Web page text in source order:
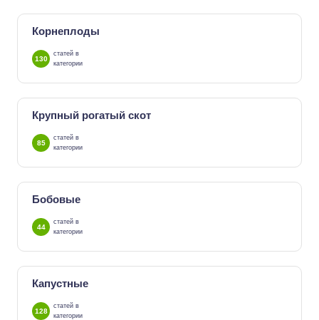
Корнеплоды
130
статей в
категории
Крупный рогатый скот
85
статей в
категории
Бобовые
44
статей в
категории
Капустные
128
статей в
категории